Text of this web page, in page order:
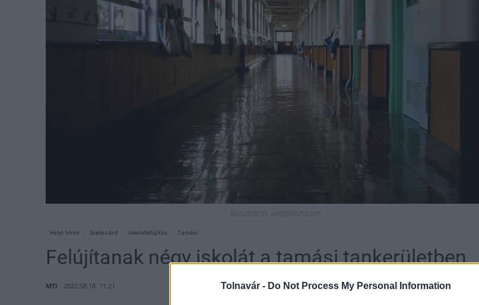
Tolnavár - Do Not Process My Personal Information
Illusztráció, unsplash.com
Helyi hírek Szekszárd iskolafelújítás Tamási
Felújítanak négy iskolát a tamási tankerületben
MTI 2022.08.18. 11:21